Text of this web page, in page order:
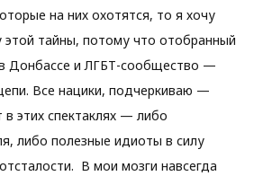
на них охотятся, то я хочу
этой тайны, потому что отобранный
Донбассе и ЛГБТ-сообщество —
Все нацики, подчеркиваю —
в этих спектаклях — либо
либо полезные идиоты в силу
В мои мозги навсегда